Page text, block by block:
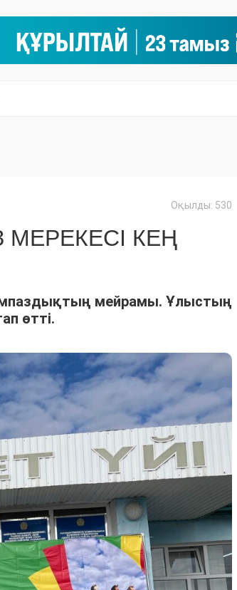
Оқылды: 530
КЕҢ
мейрамы. Ұлыстың
өтті.